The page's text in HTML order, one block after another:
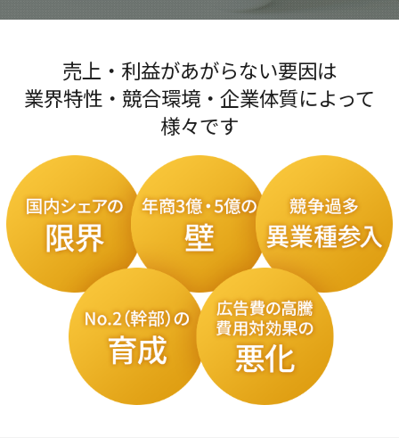
売上・利益があがらない要因は
業界特性・競合環境・企業体質によって
様々です